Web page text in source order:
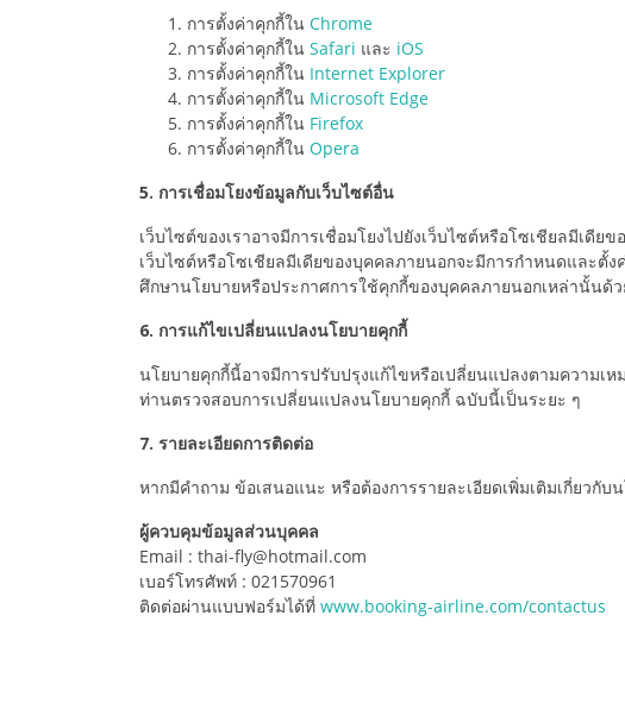
การตั้งค่าคุกกี้ใน Chrome
การตั้งค่าคุกกี้ใน Safari และ iOS
การตั้งค่าคุกกี้ใน Internet Explorer
การตั้งค่าคุกกี้ใน Microsoft Edge
การตั้งค่าคุกกี้ใน Firefox
การตั้งค่าคุกกี้ใน Opera
5. การเชื่อมโยงข้อมูลกับเว็บไซต์อื่น
เว็บไซต์ของเราอาจมีการเชื่อมโยงไปยังเว็บไซต์หรือโซเชียลมีเดี
เว็บไซต์หรือโซเชียลมีเดียของบุคคลภายนอกจะมีการกำหนดและตั้
ศึกษานโยบายหรือประกาศการใช้คุกกี้ของบุคคลภายนอกเหล่านั้นด้ว
6. การแก้ไขเปลี่ยนแปลงนโยบายคุกกี้
นโยบายคุกกี้นี้อาจมีการปรับปรุงแก้ไขหรือเปลี่ยนแปลงตามความเ
ท่านตรวจสอบการเปลี่ยนแปลงนโยบายคุกกี้ ฉบับนี้เป็นระยะ ๆ
7. รายละเอียดการติดต่อ
หากมีคำถาม ข้อเสนอแนะ หรือต้องการรายละเอียดเพิ่มเติมเกี่ยว
ผู้ควบคุมข้อมูลส่วนบุคคล
Email : thai-fly@hotmail.com
เบอร์โทรศัพท์ : 021570961
ติดต่อผ่านแบบฟอร์มได้ที่ www.booking-airline.com/contactus